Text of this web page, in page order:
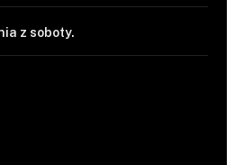
z soboty.